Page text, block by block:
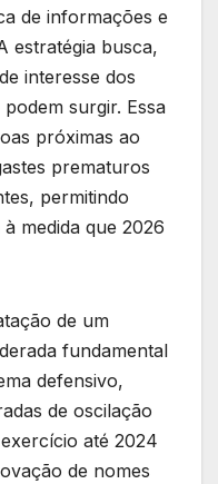
de informações e
estratégia busca,
interesse dos
surgir. Essa
próximas ao
prematuros
permitindo
medida que 2026
de um
fundamental
defensivo,
de oscilação
até 2024
de nomes